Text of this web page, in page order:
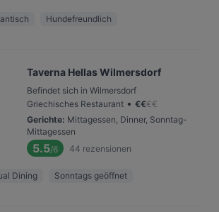
Hundefreundlich
Taverna Hellas Wilmersdorf
Befindet sich in Wilmersdorf
Griechisches Restaurant • €€€€
Gerichte: Mittagessen, Dinner, Sonntag-
Mittagessen
5.5/6 44 rezensionen
Dining Sonntags geöffnet